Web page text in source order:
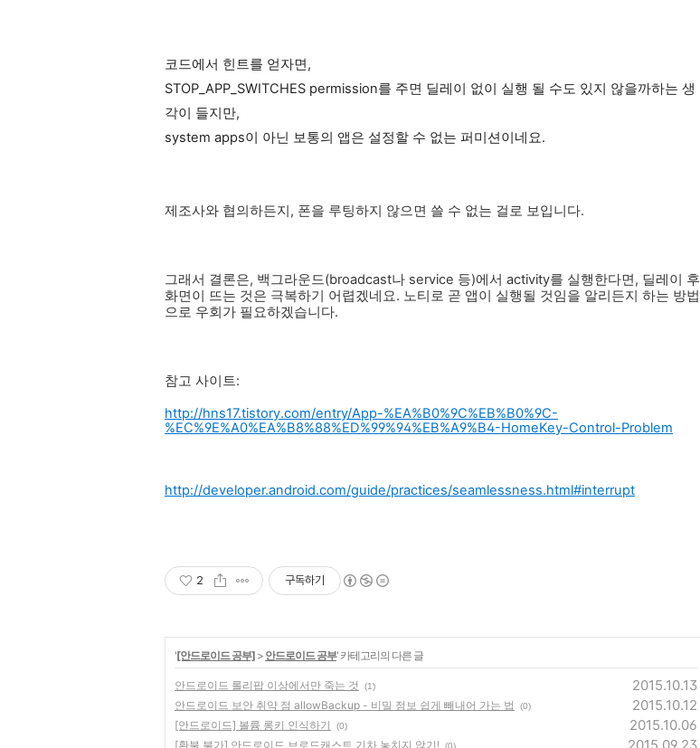
코드에서 힌트를 얻자면,
STOP_APP_SWITCHES permission를 주면 딜레이 없이 실행 될 수도 있지 않을까하는 생
각이 들지만,
system apps이 아닌 보통의 앱은 설정할 수 없는 퍼미션이네요.
제조사와 협의하든지, 폰을 루팅하지 않으면 쓸 수 없는 걸로 보입니다.
그래서 결론은, 백그라운드(broadcast나 service 등)에서 activity를 실행한다면, 딜레이 후
화면이 뜨는 것은 극복하기 어렵겠네요. 노티로 곧 앱이 실행될 것임을 알리든지 하는 방법
으로 우회가 필요하겠습니다.
참고 사이트:
http://hns17.tistory.com/entry/App-%EA%B0%9C%EB%B0%9C-
%EC%9E%A0%EA%B8%88%ED%99%94%EB%A9%B4-HomeKey-Control-Problem
http://developer.android.com/guide/practices/seamlessness.html#interrupt
2 구독하기
'[안드로이드 공부] > 안드로이드 공부' 카테고리의 다른 글
안드로이드 롤리팝 이상에서만 죽는 것 (1) 2015.10.13
안드로이드 보안 취약 점 allowBackup - 비밀 정보 쉽게 빼내어 가는 법 (0) 2015.10.12
[안드로이드] 볼륨 롱키 인식하기 (0) 2015.10.06
[환불 불가] 안드로이드 브로드캐스트 기차 놓치지 않기! (0)